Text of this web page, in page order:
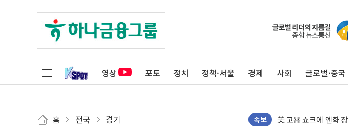
영상 포토 정치 정책·서울 경제 사회 글로벌·중국
홈 전국 경기 속보
유럽증시, 美 고용
미 연준 매파 기세 꺾
[종합] 이슬람 수니
美 항소법원, 백악관
이란 핵심 원유 수출
[AI MY 뉴스] 뉴욕 반